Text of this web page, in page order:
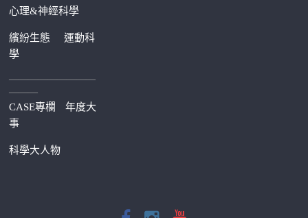
心理&神經科學
繽紛生態運動科
學
—————————
———
CASE專欄
年度大
事
科學大人物